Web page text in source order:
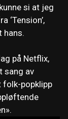
si at jeg
‘Tension’,
hans.
på Netflix,
sang av
folk-popklipp